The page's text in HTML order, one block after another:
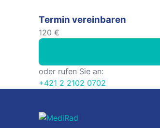
Termin vereinbaren
120 €
oder rufen Sie an:
+421 2 2102 0702